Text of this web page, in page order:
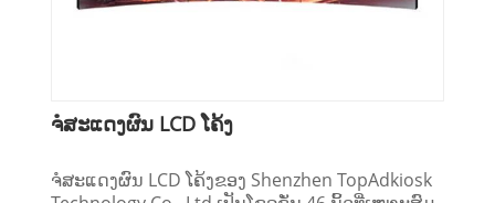
ຈໍສະແດງຜົນ LCD ໂຄ້ງ
ຈໍສະແດງຜົນ LCD ໂຄ້ງຂອງ Shenzhen TopAdkiosk